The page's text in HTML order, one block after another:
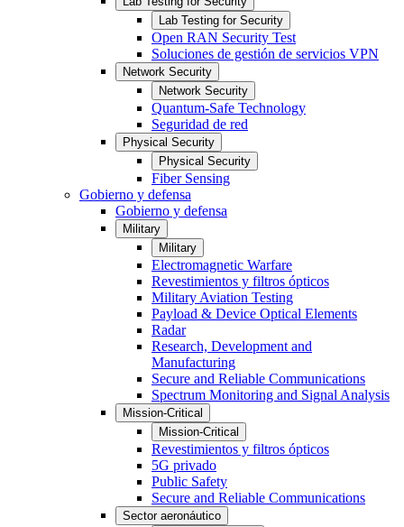
Lab Testing for Security
Open RAN Security Test
Soluciones de gestión de servicios VPN
Network Security
Network Security
Quantum-Safe Technology
Seguridad de red
Physical Security
Physical Security
Fiber Sensing
Gobierno y defensa
Gobierno y defensa
Military
Military
Electromagnetic Warfare
Revestimientos y filtros ópticos
Military Aviation Testing
Payload & Device Optical Elements
Radar
Research, Development and
Manufacturing
Secure and Reliable Communications
Spectrum Monitoring and Signal Analysis
Mission-Critical
Mission-Critical
Revestimientos y filtros ópticos
5G privado
Public Safety
Secure and Reliable Communications
Sector aeronáutico